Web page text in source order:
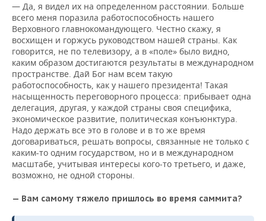
— Да, я видел их на определенном расстоянии. Больше
всего меня поразила работоспособность нашего
Верховного главнокомандующего. Честно скажу, я
восхищен и горжусь руководством нашей страны. Как
говорится, не по телевизору, а в «поле» было видно,
каким образом достигаются результаты в международном
пространстве. Дай Бог нам всем такую
работоспособность, как у нашего президента! Такая
насыщенность переговорного процесса: прибывает одна
делегация, другая, у каждой страны своя специфика,
экономическое развитие, политическая конъюнктура.
Надо держать все это в голове и в то же время
договариваться, решать вопросы, связанные не только с
каким-то одним государством, но и в международном
масштабе, учитывая интересы кого-то третьего, и даже,
возможно, не одной стороны.
— Вам самому тяжело пришлось во время саммита?